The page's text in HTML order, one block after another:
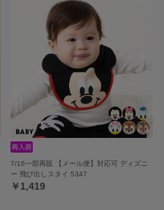
7/16一部再販 【メール便】対応可 ディズニ
ー 飛び出しスタイ 5347
￥1,419